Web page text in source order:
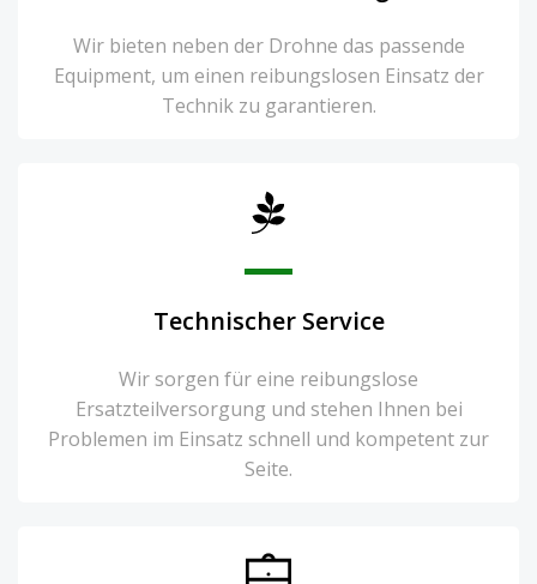
Wir bieten neben der Drohne das passende
Equipment, um einen reibungslosen Einsatz der
Technik zu garantieren.
Technischer Service
Wir sorgen für eine reibungslose
Ersatzteilversorgung und stehen Ihnen bei
Problemen im Einsatz schnell und kompetent zur
Seite.